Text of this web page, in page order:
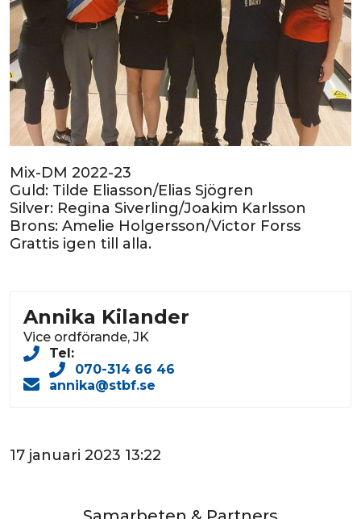
Mix-DM 2022-23
Guld: Tilde Eliasson/Elias Sjögren
Silver: Regina Siverling/Joakim Karlsson
Brons: Amelie Holgersson/Victor Forss
Grattis igen till alla.
Annika Kilander
Tel:
070-314 66 46
Vice ordförande, JK
annika@stbf.se
17 januari 2023 13:22